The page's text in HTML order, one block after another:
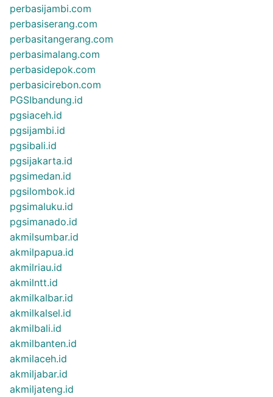
perbasijambi.com
perbasiserang.com
perbasitangerang.com
perbasimalang.com
perbasidepok.com
perbasicirebon.com
PGSIbandung.id
pgsiaceh.id
pgsijambi.id
pgsibali.id
pgsijakarta.id
pgsimedan.id
pgsilombok.id
pgsimaluku.id
pgsimanado.id
akmilsumbar.id
akmilpapua.id
akmilriau.id
akmilntt.id
akmilkalbar.id
akmilkalsel.id
akmilbali.id
akmilbanten.id
akmilaceh.id
akmiljabar.id
akmiljateng.id